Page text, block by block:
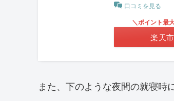
口コミを見る
＼ポイント最
楽天
また、下のような夜間の就寝時